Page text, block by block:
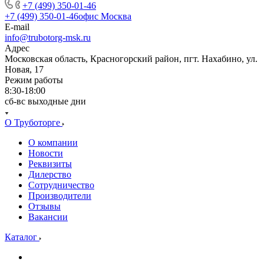
+7 (499) 350-01-46
+7 (499) 350-01-46офис Москва
E-mail
info@trubotorg-msk.ru
Адрес
Московская область, Красногорский район, пгт. Нахабино, ул.
Новая, 17
Режим работы
8:30-18:00
сб-вс выходные дни
О Труботорге
О компании
Новости
Реквизиты
Дилерство
Сотрудничество
Производители
Отзывы
Вакансии
Каталог